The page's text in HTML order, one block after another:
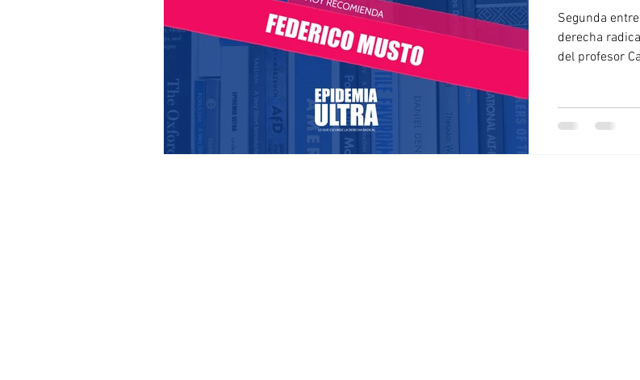
Francia Argentina Rusia Venezuela El Salvador Irán
Segunda
derecha
del profesor